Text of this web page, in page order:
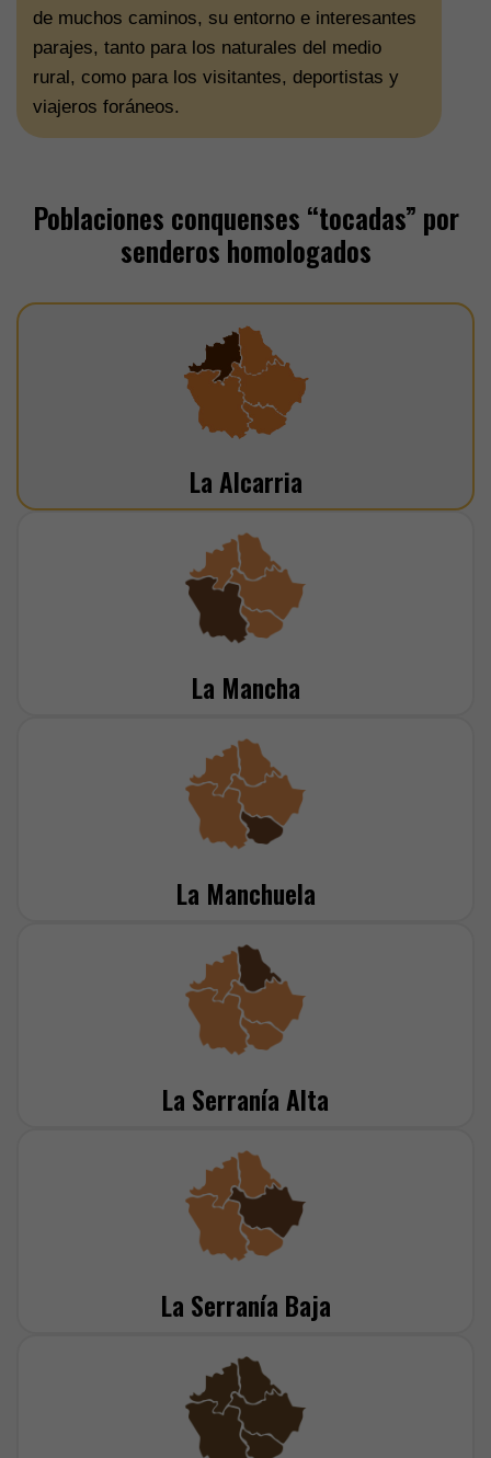
de muchos caminos, su entorno e interesantes
parajes, tanto para los naturales del medio
rural, como para los visitantes, deportistas y
viajeros foráneos.
Poblaciones conquenses “tocadas” por
senderos homologados
La Alcarria
La Mancha
La Manchuela
La Serranía Alta
La Serranía Baja